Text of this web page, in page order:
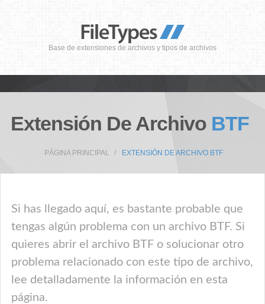
Base de extensiones de archivos y tipos de archivos
Extensión De Archivo BTF
PÁGINA PRINCIPAL EXTENSIÓN DE ARCHIVO BTF
Si has llegado aquí, es bastante probable que
tengas algún problema con un archivo BTF. Si
quieres abrir el archivo BTF o solucionar otro
problema relacionado con este tipo de archivo,
lee detalladamente la información en esta
página.